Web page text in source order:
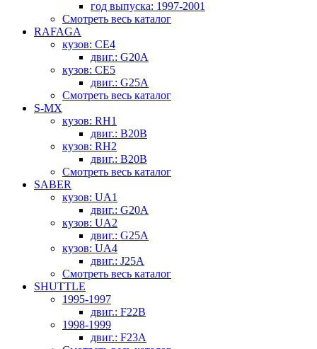
год выпуска: 1997-2001
Смотреть весь каталог
RAFAGA
кузов: CE4
двиг.: G20A
кузов: CE5
двиг.: G25A
Смотреть весь каталог
S-MX
кузов: RH1
двиг.: B20B
кузов: RH2
двиг.: B20B
Смотреть весь каталог
SABER
кузов: UA1
двиг.: G20A
кузов: UA2
двиг.: G25A
кузов: UA4
двиг.: J25A
Смотреть весь каталог
SHUTTLE
1995-1997
двиг.: F22B
1998-1999
двиг.: F23A